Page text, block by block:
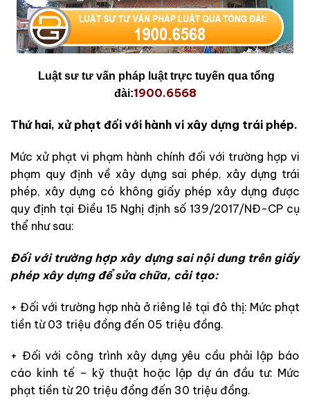
Luật sư tư vấn pháp luật trực tuyến qua tổng
đài:1900.6568
Thứ hai, xử phạt đối với hành vi xây dựng trái phép.
Mức xử phạt vi phạm hành chính đối với trường hợp vi
phạm quy định về xây dựng sai phép, xây dựng trái
phép, xây dựng có không giấy phép xây dựng được
quy định tại Điều 15 Nghị định số 139/2017/NĐ-CP cụ
thể như sau:
Đối với trường hợp xây dựng sai nội dung trên giấy
phép xây dựng để sửa chữa, cải tạo:
+ Đối với trường hợp nhà ở riêng lẻ tại đô thị: Mức phạt
tiền từ 03 triệu đồng đến 05 triệu đồng.
+ Đối với công trình xây dựng yêu cầu phải lập báo
cáo kinh tế – kỹ thuật hoặc lập dự án đầu tư: Mức
phạt tiền từ 20 triệu đồng đến 30 triệu đồng.